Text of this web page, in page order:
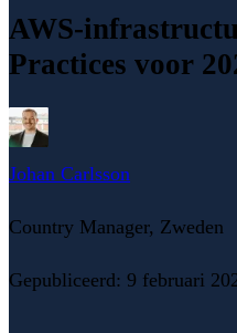
AWS-
Practices voor
Johan Carlsson
Country Manager, Zweden
Gepubliceerd: 9 februari